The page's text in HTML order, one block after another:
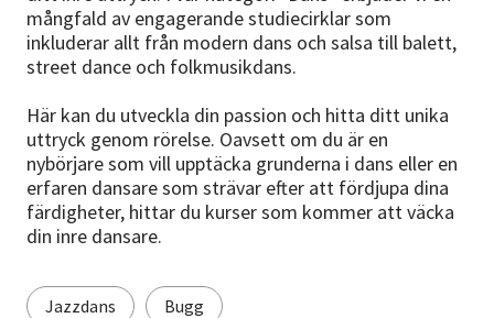
Lyssna
mångfald av engagerande studiecirklar som
inkluderar allt från modern dans och salsa till balett,
street dance och folkmusikdans.
Här kan du utveckla din passion och hitta ditt unika
uttryck genom rörelse. Oavsett om du är en
nybörjare som vill upptäcka grunderna i dans eller en
erfaren dansare som strävar efter att fördjupa dina
färdigheter, hittar du kurser som kommer att väcka
din inre dansare.
Jazzdans Bugg